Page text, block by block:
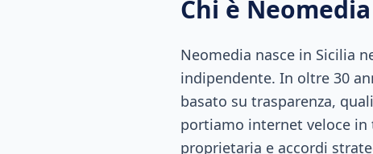
Chi è Neomedia
Neomedia nasce in Sicilia
indipendente. In oltre 30
basato su trasparenza,
portiamo internet veloce
proprietaria e accordi